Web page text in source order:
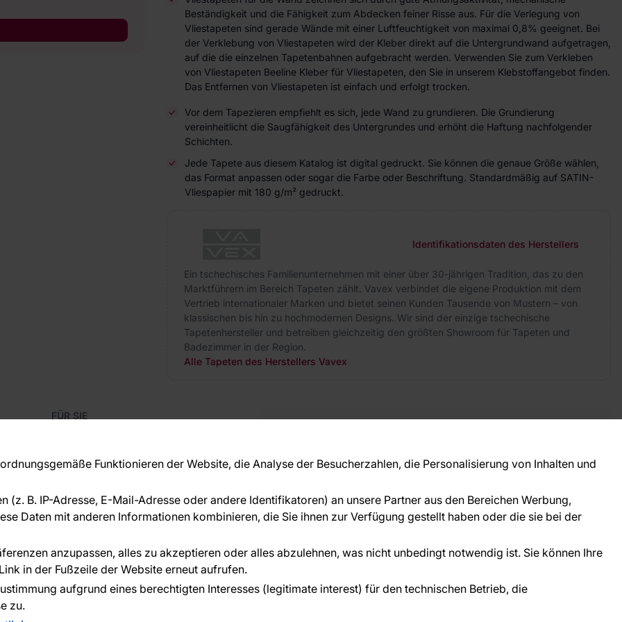
Funktionieren der Website, die Analyse der Besucherzahlen, die Personalisierung von Inhalten und
B. IP-Adresse, E-Mail-Adresse oder andere Identifikatoren) an unsere Partner aus den Bereichen Werbung,
Daten mit anderen Informationen kombinieren, die Sie ihnen zur Verfügung gestellt haben oder die sie bei der
anzupassen, alles zu akzeptieren oder alles abzulehnen, was nicht unbedingt notwendig ist. Sie können Ihre
in der Fußzeile der Website erneut aufrufen.
aufgrund eines berechtigten Interesses (legitimate interest) für den technischen Betrieb, die
zu.
Beständigkeit und die Fähigkeit zum Abdecken feiner Risse aus. Für die Verlegung von
Vliestapeten sind gerade Wände mit einer Luftfeuchtigkeit von maximal 0,8% geeignet. Bei
der Verklebung von Vliestapeten wird der Kleber direkt auf die Untergrundwand aufgetragen,
auf die die einzelnen Tapetenbahnen aufgebracht werden. Verwenden Sie zum Verkleben
von Vliestapeten Beeline Kleber für Vliestapeten, den Sie in unserem Klebstoffangebot finden.
Das Entfernen von Vliestapeten ist einfach und erfolgt trocken.
Vor dem Tapezieren empfiehlt es sich, jede Wand zu grundieren. Die Grundierung
vereinheitlicht die Saugfähigkeit des Untergrundes und erhöht die Haftung nachfolgender
Schichten.
Jede Tapete aus diesem Katalog ist digital gedruckt. Sie können die genaue Größe wählen,
das Format anpassen oder sogar die Farbe oder Beschriftung. Standardmäßig auf SATIN-
Vliespapier mit 180 g/m² gedruckt.
Identifikationsdaten des Herstellers
Ein tschechisches Familienunternehmen mit einer über 30-jährigen Tradition, das zu den
Marktführern im Bereich Tapeten zählt. Vavex verbindet die eigene Produktion mit dem
Vertrieb internationaler Marken und bietet seinen Kunden Tausende von Mustern – von
klassischen bis hin zu hochmodernen Designs. Wir sind der einzige tschechische
Tapetenhersteller und betreiben gleichzeitig den größten Showroom für Tapeten und
Badezimmer in der Region.
Alle Tapeten des Herstellers Vavex
FÜR SIE
EU-Projekte
Ratschläge und Tipps
ÜBER DAS UNTERNEHMEN
beraten Sie persönlich.
service@tapeteneshop.de
geleistet von: